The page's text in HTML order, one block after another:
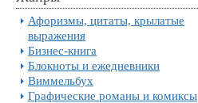
Афоризмы, цитаты, крылатые
выражения
Бизнес-книга
Блокноты и ежедневники
Виммельбух
Графические романы и комиксы